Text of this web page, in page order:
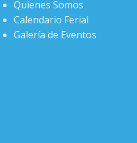
Quienes Somos
Calendario Ferial
Galería de Eventos